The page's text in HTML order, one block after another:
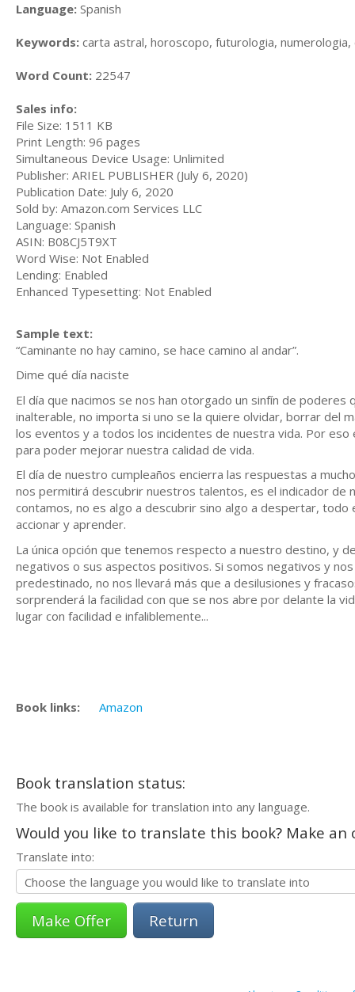
Language: Spanish
Keywords: carta astral, horoscopo, futurologia,
Word Count: 22547
Sales info:
File Size: 1511 KB
Print Length: 96 pages
Simultaneous Device Usage: Unlimited
Publisher: ARIEL PUBLISHER (July 6, 2020)
Publication Date: July 6, 2020
Sold by: Amazon.com Services LLC
Language: Spanish
ASIN: B08CJ5T9XT
Word Wise: Not Enabled
Lending: Enabled
Enhanced Typesetting: Not Enabled
Sample text:
“Caminante no hay camino, se hace camino al andar”.
Dime qué día naciste
El día que nacimos se nos han otorgado un sinfín de
inalterable, no importa si uno se la quiere olvidar, borrar del
los eventos y a todos los incidentes de nuestra vida. Por
para poder mejorar nuestra calidad de vida.
El día de nuestro cumpleaños encierra las respuestas a
nos permitirá descubrir nuestros talentos, es el indicador de
contamos, no es algo a descubrir sino algo a despertar,
accionar y aprender.
La única opción que tenemos respecto a nuestro destino, y
negativos o sus aspectos positivos. Si somos negativos y
predestinado, no nos llevará más que a desilusiones y
sorprenderá la facilidad con que se nos abre por delante la
lugar con facilidad e infaliblemente...
Book links: Amazon
Book translation status:
The book is available for translation into any language.
Would you like to translate this book? Make
Translate into:
Return